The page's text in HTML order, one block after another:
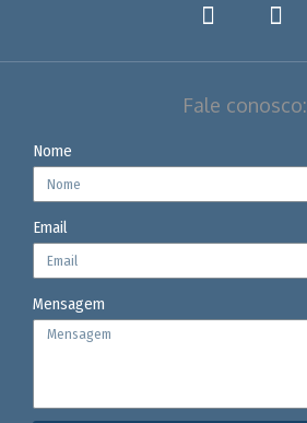
Fale conosco:
Nome
Email
Mensagem